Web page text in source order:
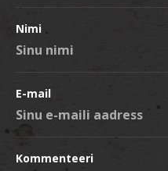
Nimi
E-mail
Kommenteeri